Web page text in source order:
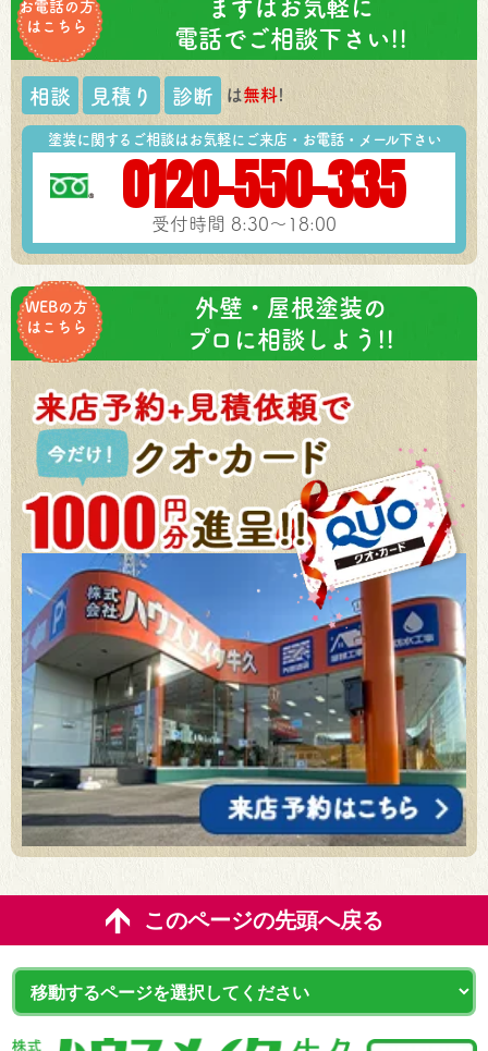
お電話の方
はこちら
まずはお気軽に
電話でご相談下さい!!
相談 見積り 診断 は無料!
塗装に関するご相談はお気軽にご来店・お電話・メール下さい
0120-550-335
受付時間 8:30～18:00
WEBの方
はこちら
外壁・屋根塗装の
プロに相談しよう!!
このページの先頭へ戻る